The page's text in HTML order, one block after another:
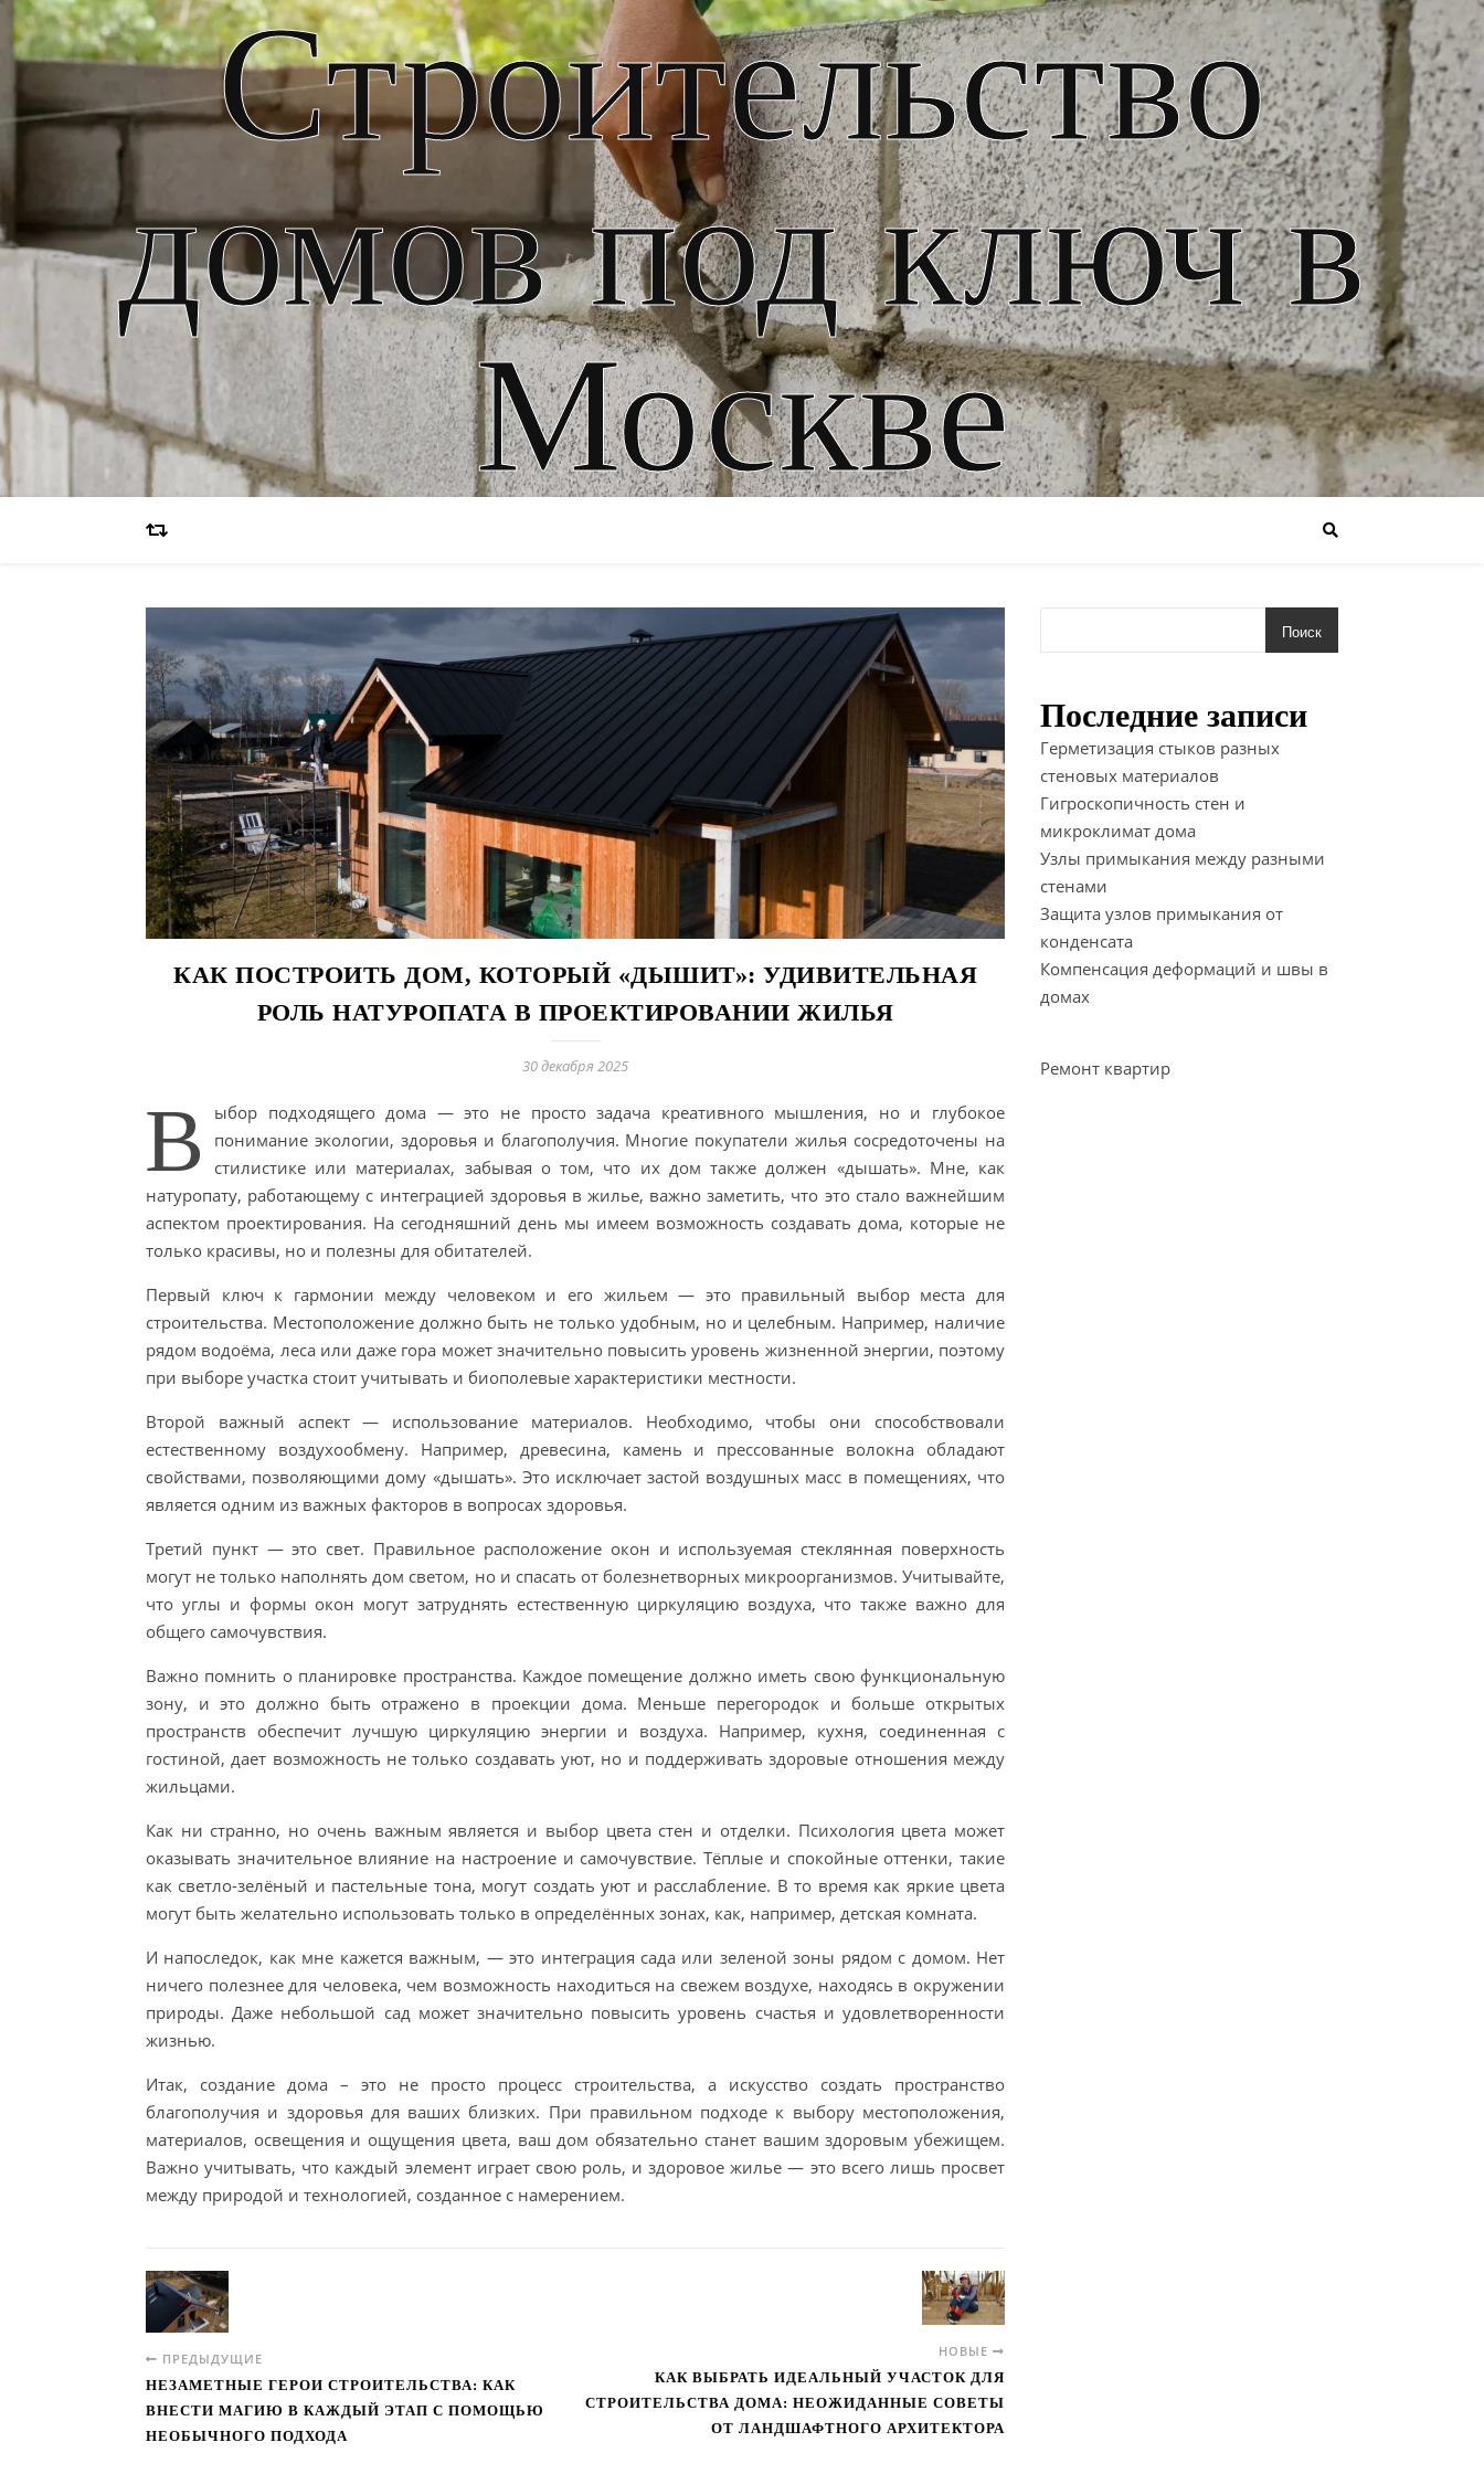
Строительство
домов под ключ в
Москве
КАК ПОСТРОИТЬ ДОМ, КОТОРЫЙ «ДЫШИТ»: УДИВИТЕЛЬНАЯ
РОЛЬ НАТУРОПАТА В ПРОЕКТИРОВАНИИ ЖИЛЬЯ
30 декабря 2025
В
ыбор подходящего дома — это не просто задача креативного мышления, но и глубокое
понимание экологии, здоровья и благополучия. Многие покупатели жилья сосредоточены на
стилистике или материалах, забывая о том, что их дом также должен «дышать». Мне, как
натуропату, работающему с интеграцией здоровья в жилье, важно заметить, что это стало важнейшим
аспектом проектирования. На сегодняшний день мы имеем возможность создавать дома, которые не
только красивы, но и полезны для обитателей.
Первый ключ к гармонии между человеком и его жильем — это правильный выбор места для
строительства. Местоположение должно быть не только удобным, но и целебным. Например, наличие
рядом водоёма, леса или даже гора может значительно повысить уровень жизненной энергии, поэтому
при выборе участка стоит учитывать и биополевые характеристики местности.
Второй важный аспект — использование материалов. Необходимо, чтобы они способствовали
естественному воздухообмену. Например, древесина, камень и прессованные волокна обладают
свойствами, позволяющими дому «дышать». Это исключает застой воздушных масс в помещениях, что
является одним из важных факторов в вопросах здоровья.
Третий пункт — это свет. Правильное расположение окон и используемая стеклянная поверхность
могут не только наполнять дом светом, но и спасать от болезнетворных микроорганизмов. Учитывайте,
что углы и формы окон могут затруднять естественную циркуляцию воздуха, что также важно для
общего самочувствия.
Важно помнить о планировке пространства. Каждое помещение должно иметь свою функциональную
зону, и это должно быть отражено в проекции дома. Меньше перегородок и больше открытых
пространств обеспечит лучшую циркуляцию энергии и воздуха. Например, кухня, соединенная с
гостиной, дает возможность не только создавать уют, но и поддерживать здоровые отношения между
жильцами.
Как ни странно, но очень важным является и выбор цвета стен и отделки. Психология цвета может
оказывать значительное влияние на настроение и самочувствие. Тёплые и спокойные оттенки, такие
как светло-зелёный и пастельные тона, могут создать уют и расслабление. В то время как яркие цвета
могут быть желательно использовать только в определённых зонах, как, например, детская комната.
И напоследок, как мне кажется важным, — это интеграция сада или зеленой зоны рядом с домом. Нет
ничего полезнее для человека, чем возможность находиться на свежем воздухе, находясь в окружении
природы. Даже небольшой сад может значительно повысить уровень счастья и удовлетворенности
жизнью.
Итак, создание дома – это не просто процесс строительства, а искусство создать пространство
благополучия и здоровья для ваших близких. При правильном подходе к выбору местоположения,
материалов, освещения и ощущения цвета, ваш дом обязательно станет вашим здоровым убежищем.
Важно учитывать, что каждый элемент играет свою роль, и здоровое жилье — это всего лишь просвет
между природой и технологией, созданное с намерением.
ПРЕДЫДУЩИЕ
НЕЗАМЕТНЫЕ ГЕРОИ СТРОИТЕЛЬСТВА: КАК
ВНЕСТИ МАГИЮ В КАЖДЫЙ ЭТАП С ПОМОЩЬЮ
НЕОБЫЧНОГО ПОДХОДА
НОВЫЕ
КАК ВЫБРАТЬ ИДЕАЛЬНЫЙ УЧАСТОК ДЛЯ
СТРОИТЕЛЬСТВА ДОМА: НЕОЖИДАННЫЕ СОВЕТЫ
ОТ ЛАНДШАФТНОГО АРХИТЕКТОРА
Поиск
Последние записи
Герметизация стыков разных
стеновых материалов
Гигроскопичность стен и
микроклимат дома
Узлы примыкания между разными
стенами
Защита узлов примыкания от
конденсата
Компенсация деформаций и швы в
домах
Ремонт квартир